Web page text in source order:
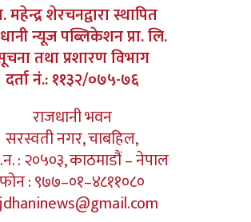
महेन्द्र शेरचनद्वारा स्थापित
न्यूज पब्लिकेशन प्रा. लि.
तथा प्रशारण विभाग
दर्ता नं.: ११३२/०७५-७६
राजधानी भवन
सरस्वती नगर, चाबहिल,
: २०५०३, काठमाडौं – नेपाल
फोन : ९७७–०१–४८११०८०